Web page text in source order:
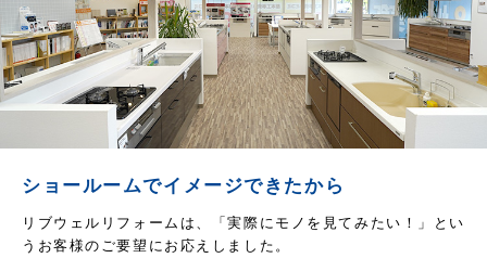
ショールームでイメージできたから
リブウェルリフォームは、「実際にモノを見てみたい！」とい
うお客様のご要望にお応えしました。